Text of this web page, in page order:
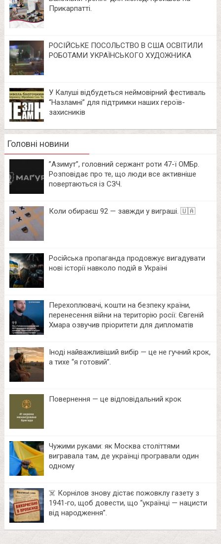
Прикарпатті.
РОСІЙСЬКЕ ПОСОЛЬСТВО В США ОСВІТИЛИ
РОБОТАМИ УКРАЇНСЬКОГО ХУДОЖНИКА
У Калуші відбудеться неймовірний фестиваль
“Назламні” для підтримки наших героїв-
захисників
Головні новини
⁨”Азимут”, головний сержант роти 47-ї ОМБр.
Розповідає про те, що люди все активніше
повертаються із СЗЧ.
Коли обираєш 92 — завжди у виграші. 🇺🇦
Російська пропаганда продовжує вигадувати
нові історії навколо подій в Україні
Перехоплювачі, кошти на безпеку країни,
перенесення війни на територію росії: Євгеній
Хмара озвучив пріоритети для дипломатів
Іноді найважливіший вибір — це не гучний крок,
а тихе “я готовий”.
Повернення — це відповідальний крок
Чужими руками: як Москва століттями
вигравала там, де українці програвали один
одному
☠️ Корнілов знову дістає пожовклу газету з
1941‑го, щоб довести, що “українці — нацисти
від народження”.